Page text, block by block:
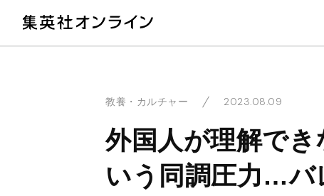
教養・カルチャー 2023.08.09
外国人が理解で
いう同調圧力…バ